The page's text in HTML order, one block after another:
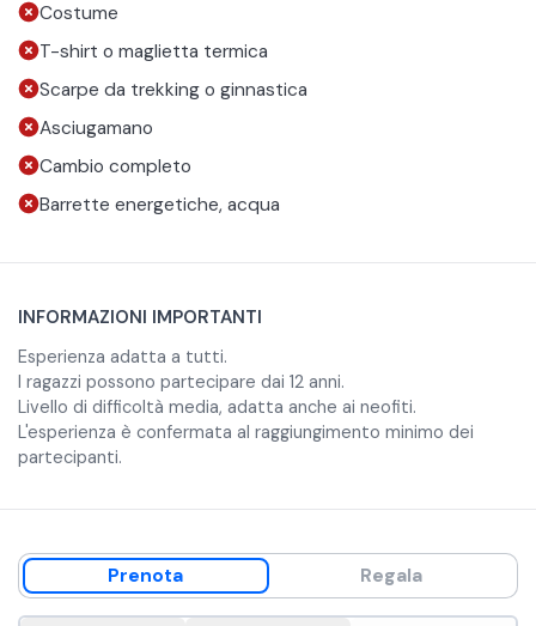
Costume
T-shirt o maglietta termica
Scarpe da trekking o ginnastica
Asciugamano
Cambio completo
Barrette energetiche, acqua
INFORMAZIONI IMPORTANTI
Esperienza adatta a tutti.
I ragazzi possono partecipare dai 12 anni.
Livello di difficoltà media, adatta anche ai neofiti.
L'esperienza è confermata al raggiungimento minimo dei
partecipanti.
Prenota Regala